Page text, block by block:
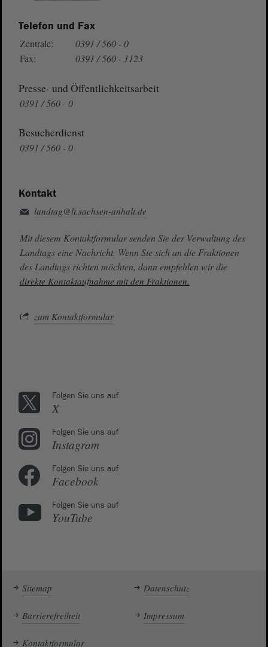
Telefon und Fax
Zentrale:
0391 / 560 - 0
Fax:
0391 / 560 - 1123
Presse- und Öffentlichkeitsarbeit
0391 / 560 - 0
Besucherdienst
0391 / 560 - 0
Kontakt
landtag@lt.sachsen-anhalt.de
Mit diesem Kontaktformular senden Sie der Verwaltung des
Landtags eine Nachricht. Wenn Sie sich an die Fraktionen
des Landtags richten möchten, dann empfehlen wir die
direkte Kontaktaufnahme mit den Fraktionen.
zum Kontaktformular
Folgen Sie uns auf
X
Folgen Sie uns auf
Instagram
Folgen Sie uns auf
Facebook
Folgen Sie uns auf
YouTube
Sitemap Datenschutz
Barrierefreiheit Impressum
Kontaktformular